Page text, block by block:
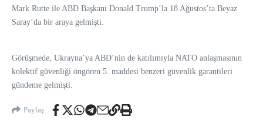
Mark Rutte ile ABD Başkanı Donald Trump’la 18 Ağustos’ta Beyaz
Saray’da bir araya gelmişti.
Görüşmede, Ukrayna’ya ABD’nin de katılımıyla NATO anlaşmasının
kolektif güvenliği öngören 5. maddesi benzeri güvenlik garantileri
gündeme gelmişti.
Paylaş